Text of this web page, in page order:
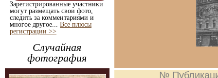
Зарегистрированные участники
могут размещать свои фото,
следить за комментариями и
многое другое... Все плюсы
регистрации >>
Случайная
фотография
№